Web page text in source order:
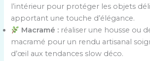
l’intérieur pour protéger les objets
apportant une touche d’élégance.
Macramé : réaliser une housse ou
macramé pour un rendu artisanal
d’œil aux tendances slow déco.